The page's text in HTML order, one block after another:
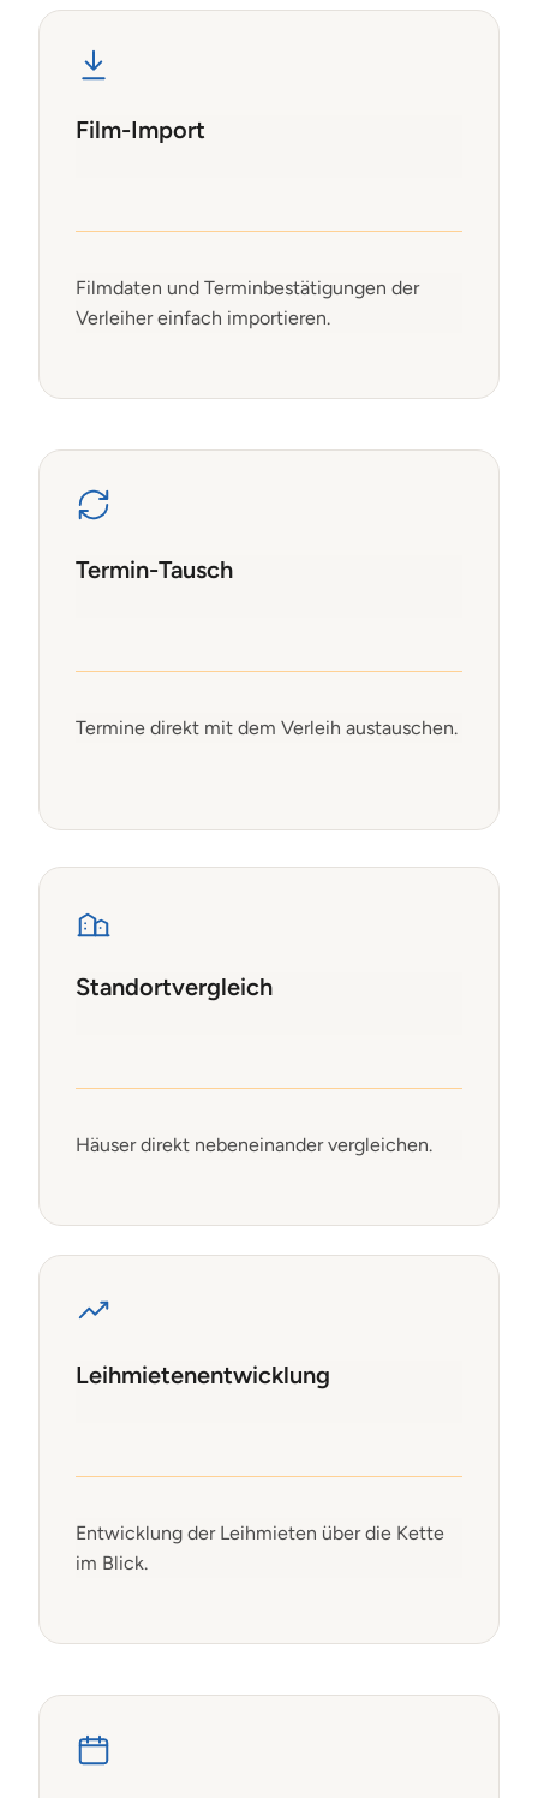
Film-Import
Filmdaten und Terminbestätigungen der
Verleiher einfach importieren.
Termin-Tausch
Termine direkt mit dem Verleih austauschen.
Standortvergleich
Häuser direkt nebeneinander vergleichen.
Leihmietenentwicklung
Entwicklung der Leihmieten über die Kette
im Blick.